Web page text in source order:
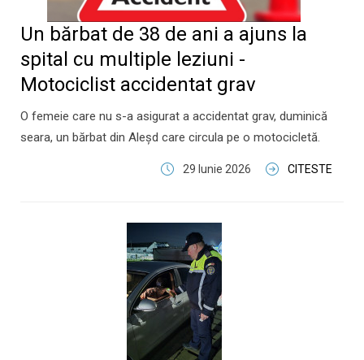
Un bărbat de 38 de ani a ajuns la
spital cu multiple leziuni -
Motociclist accidentat grav
O femeie care nu s-a asigurat a accidentat grav, duminică
seara, un bărbat din Aleșd care circula pe o motocicletă.
29 Iunie 2026 CITESTE